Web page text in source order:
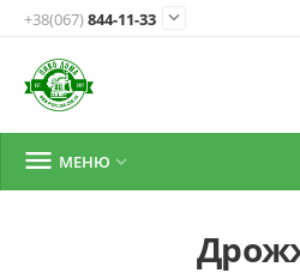
+38(067)844-11-33 
 МЕНЮ 